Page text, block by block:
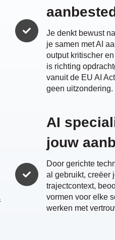
Je denkt bewust
je samen met AI
output kritischer
is richting
vanuit de EU AI
geen uitzondering.
AI
jouw
Door gerichte
al gebruikt, creëer
trajectcontext,
vormen voor elke
werken met